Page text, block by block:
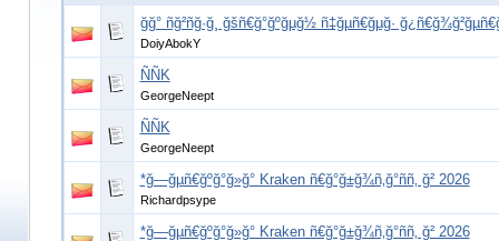
ğğ° ñğ²ñğ·ğ¸ ğšñ€ğ°ğºğµğ½ ñ‡ğµñ€ğµğ·
DoiyAbokY
ÑÑK
GeorgeNeept
ÑÑK
GeorgeNeept
*ğ—ğµñ€ğºğ°ğ»ğ° Kraken ñ€ğ°ğ±ğ¾ñ‚ğ°ññ‚ ğ² 2026
Richardpsype
*ğ—ğµñ€ğºğ°ğ»ğ° Kraken ñ€ğ°ğ±ğ¾ñ‚ğ°ññ‚ ğ² 2026